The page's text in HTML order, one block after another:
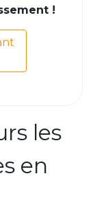
!
les
en